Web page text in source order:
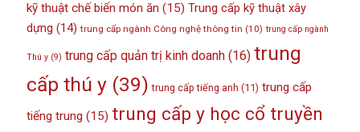
kỹ thuật chế biến món ăn (15) Trung cấp kỹ thuật xây
dựng (14) trung cấp ngành Công nghệ thông tin (10) trung cấp ngành
Thú y(9) trung cấp quản trị kinh doanh(16) trung
cấp thú y(39) trung cấp tiếng anh (11) trung cấp
tiếng trung (15) trung cấp y học cổ truyền